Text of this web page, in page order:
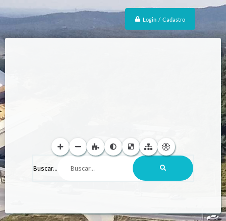
Login / Cadastro
Buscar...